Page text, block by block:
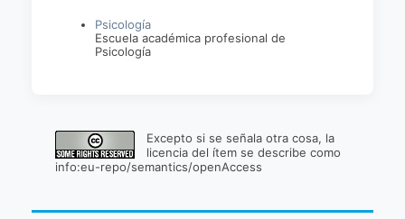
Psicología
Escuela académica profesional de
Psicología
Excepto si se señala otra cosa, la
licencia del ítem se describe como
info:eu-repo/semantics/openAccess